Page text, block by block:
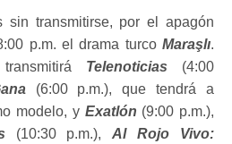
transmitirse, por el apagón
p.m. el drama turco Maraşlı.
Telenoticias (4:00
(6:00 p.m.), que tendrá a
modelo, y Exatlón (9:00 p.m.),
(10:30 p.m.),Al Rojo Vivo: